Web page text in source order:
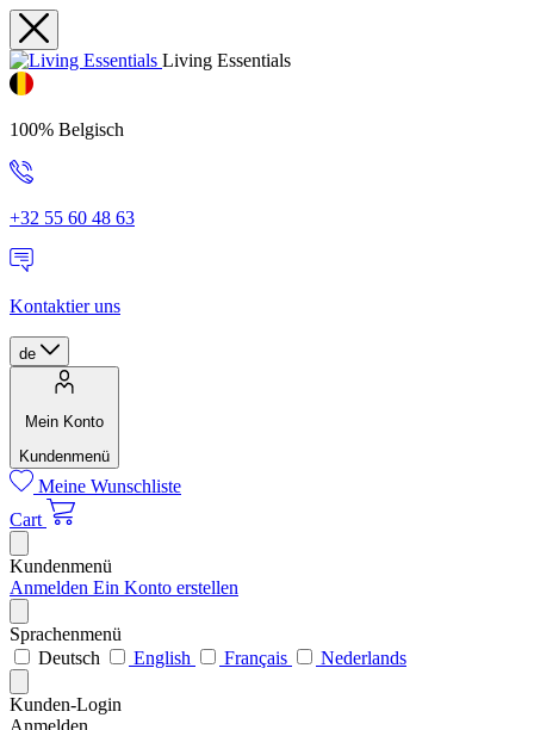
Living Essentials
100% Belgisch
+32 55 60 48 63
Kontaktier uns
de
Mein Konto
Kundenmenü
Meine Wunschliste
Cart
Kundenmenü
Anmelden Ein Konto erstellen
Sprachenmenü
Deutsch
English Français Nederlands
Kunden-Login
Anmelden